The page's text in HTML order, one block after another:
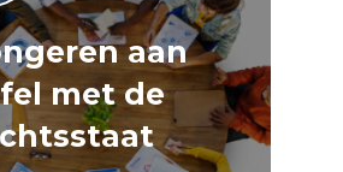
aan
met de